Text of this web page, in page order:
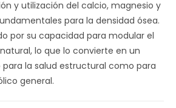
y utilización del calcio, magnesio y
para la densidad ósea.
por su capacidad para modular el
lo que lo convierte en un
la salud estructural como para
general.